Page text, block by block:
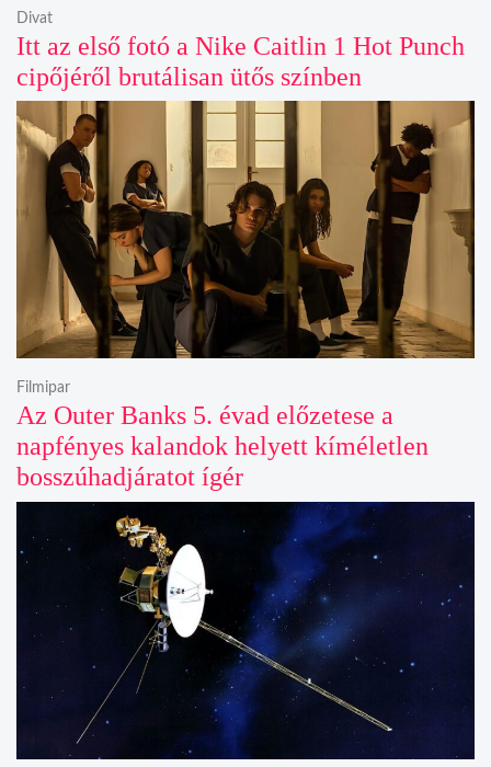
Itt az első fotó a Nike Caitlin 1 Hot Punch
cipőjéről brutálisan ütős színben
Divat
Az Outer Banks 5. évad előzetese a
napfényes kalandok helyett kíméletlen
bosszúhadjáratot ígér
Filmipar